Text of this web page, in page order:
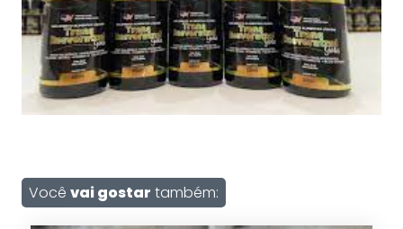
Você vai gostar também: